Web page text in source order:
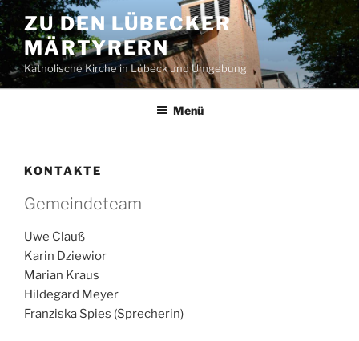
Zum
Inhalt
springen
ZU DEN LÜBECKER
MÄRTYRERN
Katholische Kirche in Lübeck und Umgebung
Menü
KONTAKTE
Gemeindeteam
Uwe Clauß
Karin Dziewior
Marian Kraus
Hildegard Meyer
Franziska Spies (Sprecherin)